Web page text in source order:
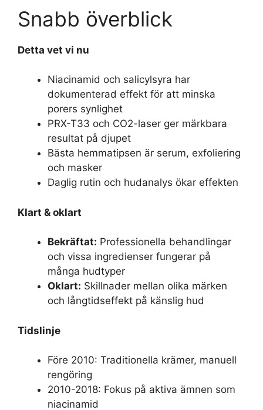
Snabb överblick
Detta vet vi nu
Niacinamid och salicylsyra har
dokumenterad effekt för att minska
porers synlighet
PRX-T33 och CO2-laser ger märkbara
resultat på djupet
Bästa hemmatipsen är serum, exfoliering
och masker
Daglig rutin och hudanalys ökar effekten
Klart & oklart
Bekräftat: Professionella behandlingar
och vissa ingredienser fungerar på
många hudtyper
Oklart: Skillnader mellan olika märken
och långtidseffekt på känslig hud
Tidslinje
Före 2010: Traditionella krämer, manuell
rengöring
2010-2018: Fokus på aktiva ämnen som
niacinamid